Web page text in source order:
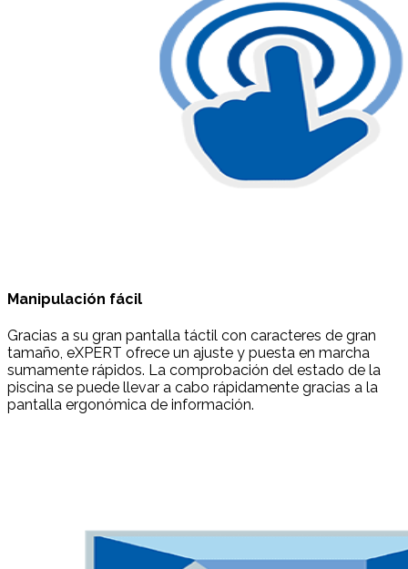
Manipulación fácil
Gracias a su gran pantalla táctil con caracteres de gran
tamaño, eXPERT ofrece un ajuste y puesta en marcha
sumamente rápidos. La comprobación del estado de la
piscina se puede llevar a cabo rápidamente gracias a la
pantalla ergonómica de información.